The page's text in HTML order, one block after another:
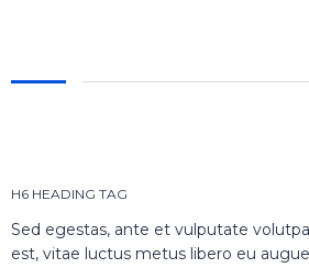
H6 HEADING TAG
Sed egestas, ante et vulputate
est, vitae luctus metus libero eu